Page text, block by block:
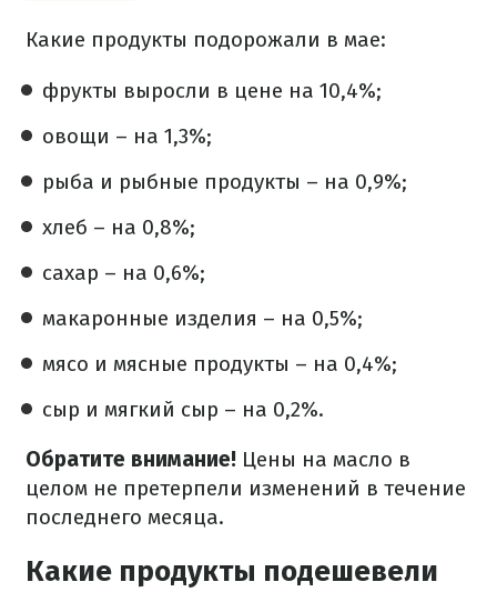
Какие продукты подорожали в мае:
фрукты выросли в цене на 10,4%;
овощи – на 1,3%;
рыба и рыбные продукты – на 0,9%;
хлеб – на 0,8%;
сахар – на 0,6%;
макаронные изделия – на 0,5%;
мясо и мясные продукты – на 0,4%;
сыр и мягкий сыр – на 0,2%.
Обратите внимание! Цены на масло в
целом не претерпели изменений в течение
последнего месяца.
Какие продукты подешевели